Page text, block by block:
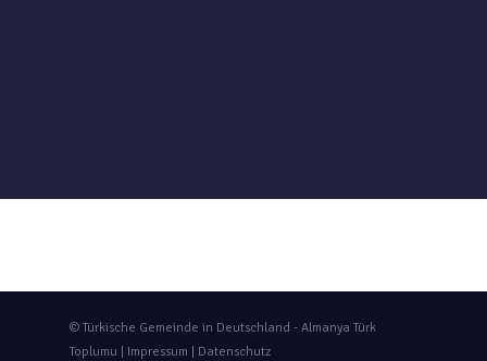
© Türkische Gemeinde in Deutschland - Almanya Türk
Toplumu | Impressum Datenschutz